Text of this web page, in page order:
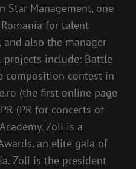
Star Management, one
for talent
and also the manager
projects include: Battle
composition contest in
(the first online page
(PR for concerts of
Zoli is a
an elite gala of
Zoli is the president